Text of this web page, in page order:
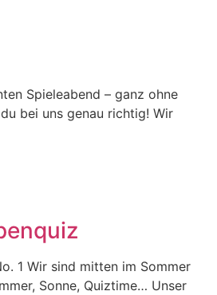
Spieleabend – ganz ohne
bei uns genau richtig! Wir
1 Wir sind mitten im Sommer
Sonne, Quiztime… Unser